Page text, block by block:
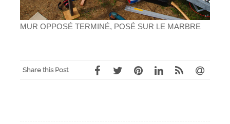
MUR OPPOSÉ TERMINÉ, POSÉ SUR LE MARBRE
Share this Post